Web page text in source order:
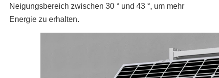
Neigungsbereich zwischen 30 ° und 43 °, um mehr
Energie zu erhalten.